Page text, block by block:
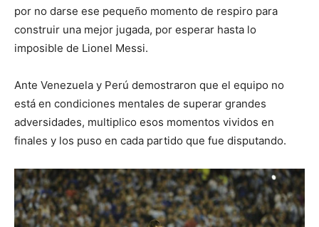
por no darse ese pequeño momento de respiro para
construir una mejor jugada, por esperar hasta lo
imposible de Lionel Messi.
Ante Venezuela y Perú demostraron que el equipo no
está en condiciones mentales de superar grandes
adversidades, multiplico esos momentos vividos en
finales y los puso en cada partido que fue disputando.